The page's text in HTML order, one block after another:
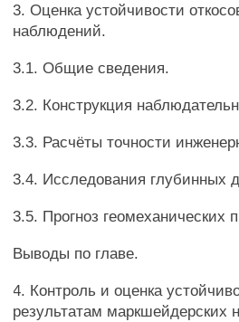
3. Оценка устойчивости
наблюдений.
3.1. Общие сведения.
3.2. Конструкция
3.3. Расчёты точности
3.4. Исследования глубинных
3.5. Прогноз
Выводы по главе.
4. Контроль и оценка
результатам